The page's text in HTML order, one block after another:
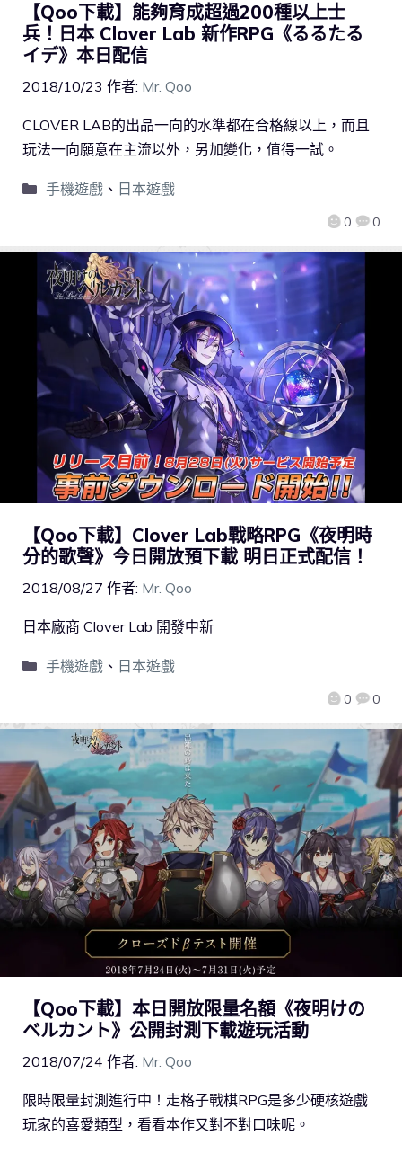
【Qoo下載】能夠育成超過200種以上士
兵！日本 Clover Lab 新作RPG《るるたる
イデ》本日配信
2018/10/23 作者: Mr. Qoo
0 0
CLOVER LAB的出品一向的水準都在合格線以上，而且
玩法一向願意在主流以外，另加變化，值得一試。
手機遊戲、 日本遊戲
【Qoo下載】Clover Lab戰略RPG《夜明時
分的歌聲》今日開放預下載 明日正式配信！
2018/08/27 作者: Mr. Qoo
0 0
日本廠商 Clover Lab 開發中新
手機遊戲、 日本遊戲
【Qoo下載】本日開放限量名額《夜明けの
ベルカント》公開封測下載遊玩活動
2018/07/24 作者: Mr. Qoo
限時限量封測進行中！走格子戰棋RPG是多少硬核遊戲
玩家的喜愛類型，看看本作又對不對口味呢。